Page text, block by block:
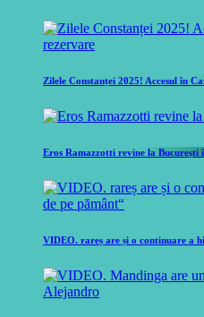
Zilele Constanței 2025! Accesul în
Eros Ramazzotti revine la București
VIDEO. rareș are și o continuare a